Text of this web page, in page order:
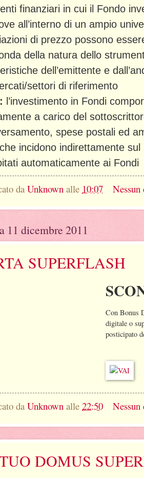
finanziari in cui il Fondo
all’interno di un ampio
di prezzo possono
della natura dello
dell’emittente e
settori di riferimento
l’investimento in Fondi
a carico del
spese postali ed
incidono indirettamente
automaticamente ai Fondi
da Unknown alle 10:07
11 dicembre 2011
SUPERFLASH
Con Bonus
digitale o
posticipato
da Unknown alle 22:50
DOMUS